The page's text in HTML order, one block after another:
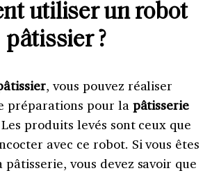
utiliser un robot
pâtissier ?
, vous pouvez réaliser
préparations pour la pâtisserie
produits levés sont ceux que
avec ce robot. Si vous êtes
vous devez savoir que